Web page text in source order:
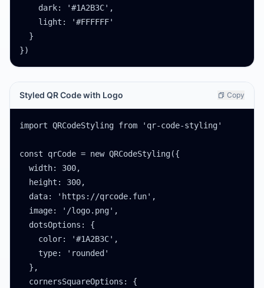
    dark: '#1A2B3C',
    light: '#FFFFFF'
  }
})
Styled QR Code with Logo Copy
import QRCodeStyling from 'qr-code-styling'
const qrCode = new QRCodeStyling({
  width: 300,
  height: 300,
  data: 'https://qrcode.fun',
  image: '/logo.png',
  dotsOptions: {
    color: '#1A2B3C',
    type: 'rounded'
  },
  cornersSquareOptions: {